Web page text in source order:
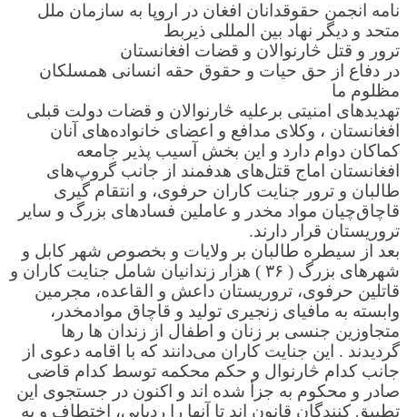
نامه انجمن حقوقدانان افغان در اروپا به سازمان ملل
متحد و دیگر نهاد بین المللی ذیربط
ترور و قتل څارنوالان و قضات افغانستان
در دفاع از حق حیات و حقوق حقه انسانی همسلکان
مظلوم ما
تهدیدهای امنیتی برعلیه څارنوالان و قضات دولت قبلی
افغانستان ، وکلای مدافع و اعضای خانواده‌های آنان
کماکان دوام دارد و این بخش آسیب پذیر جامعه
افغانستان اماج قتل‌های هدفمند از جانب گروپ‌های
طالبان و ترور جنایت کاران حرفوی، و انتقام گیری
قاچاق‌چیان مواد مخدر و عاملین فسادهای بزرگ و سایر
تروریستان قرار دارند.
بعد از سیطره طالبان بر ولایات و بخصوص شهر کابل و
شهرهای بزرگ ( ۳۶ ) هزار زندانیان شامل جنایت کاران و
قاتلین حرفوی، تروریستان داعش و القاعده، مجرمین
وابسته به مافیای زنجیری تولید و قاچاق موادمخدر،
متجاوزین جنسی بر زنان و اطفال از زندان ها رها
گردیدند . این جنایت کاران می‌دانند که با اقامه دعوی از
جانب کدام څارنوال و حکم محکمه توسط کدام قاضی
صادر و محکوم به جزأ شده اند و اکنون در جستجوی این
تطبیق کنندگان قانون اند تا آنها را ردیابی، اختطاف و به